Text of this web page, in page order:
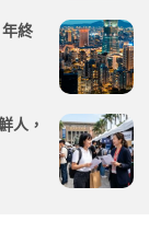
終
人，